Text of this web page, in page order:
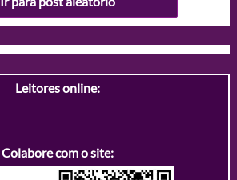
Leitores online:
Colabore com o site: